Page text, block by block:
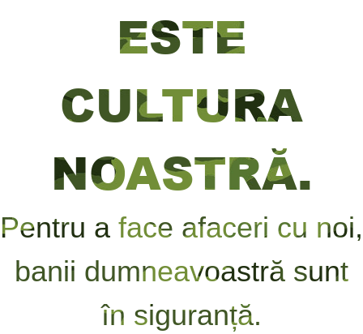
ESTE
CULTURA
NOASTRĂ.
Pentru a face afaceri cu noi,
banii dumneavoastră sunt
în siguranță.